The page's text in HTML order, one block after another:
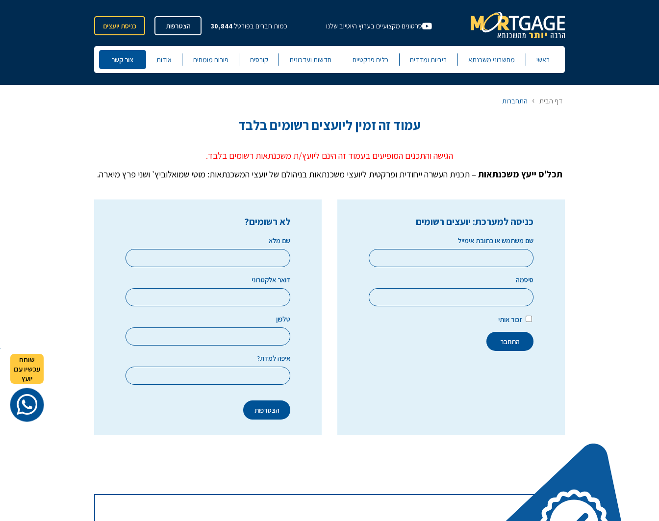
סרטונים מקצועיים בערוץ היוטיוב שלנו כמות חברים בפורטל30,844 הצטרפות כניסת יועצים
ראשי מחשבוני משכנתא ריביות ומדדים כלים פרקטיים חדשות ועדכונים קורסים פורום מומחים אודות צור קשר
דף הבית › התחברות
עמוד זה זמין ליועצים רשומים בלבד
הגישה והתכנים המופיעים בעמוד זה הינם ליועץ/ת משכנתאות רשומים בלבד.
תכל'ס ייעץ משכנתאות– תכנית העשרה ייחודית ופרקטית ליועצי משכנתאות בניהולם של יועצי המשכנתאות: מוטי שמואלוביץ' ושני פרץ מיארה.
כניסה למערכת: יועצים רשומים
שם משתמש או כתובת אימייל
סיסמה
זכור אותי
לא רשומים?
שם מלא
דואר אלקטרוני
טלפון
איפה למדת?